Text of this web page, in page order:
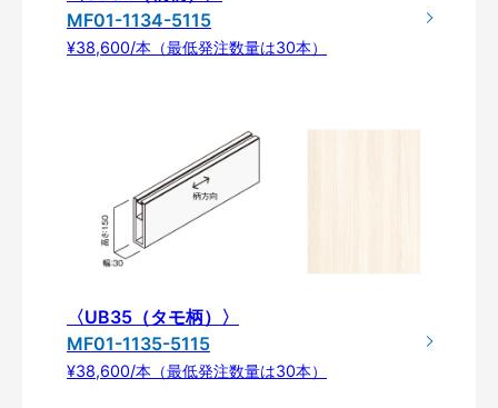
MF01-1134-5115
¥38,600/本（最低発注数量は30本）
〈UB35（タモ柄）〉
MF01-1135-5115
¥38,600/本（最低発注数量は30本）